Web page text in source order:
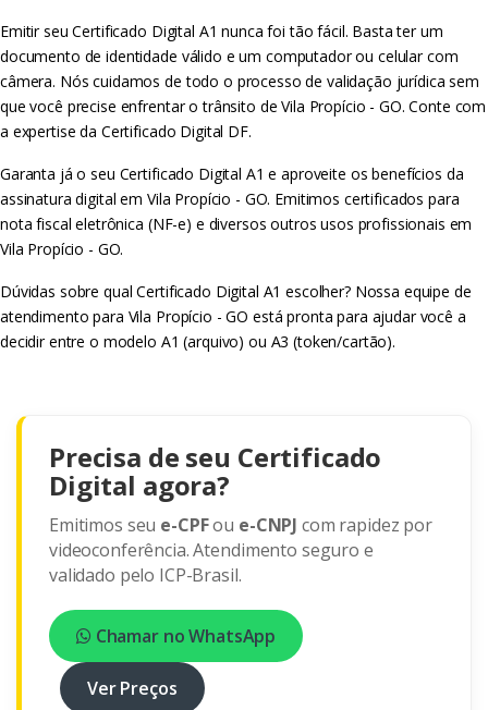
Emitir seu Certificado Digital A1 nunca foi tão fácil. Basta ter um
documento de identidade válido e um computador ou celular com
câmera. Nós cuidamos de todo o processo de validação jurídica sem
que você precise enfrentar o trânsito de Vila Propício - GO. Conte com
a expertise da Certificado Digital DF.
Garanta já o seu Certificado Digital A1 e aproveite os benefícios da
assinatura digital em Vila Propício - GO. Emitimos certificados para
nota fiscal eletrônica (NF-e) e diversos outros usos profissionais em
Vila Propício - GO.
Dúvidas sobre qual Certificado Digital A1 escolher? Nossa equipe de
atendimento para Vila Propício - GO está pronta para ajudar você a
decidir entre o modelo A1 (arquivo) ou A3 (token/cartão).
Precisa de seu Certificado
Digital agora?
Emitimos seu e-CPFou e-CNPJ com rapidez por
videoconferência. Atendimento seguro e
validado pelo ICP-Brasil.
Chamar no WhatsApp
Ver Preços